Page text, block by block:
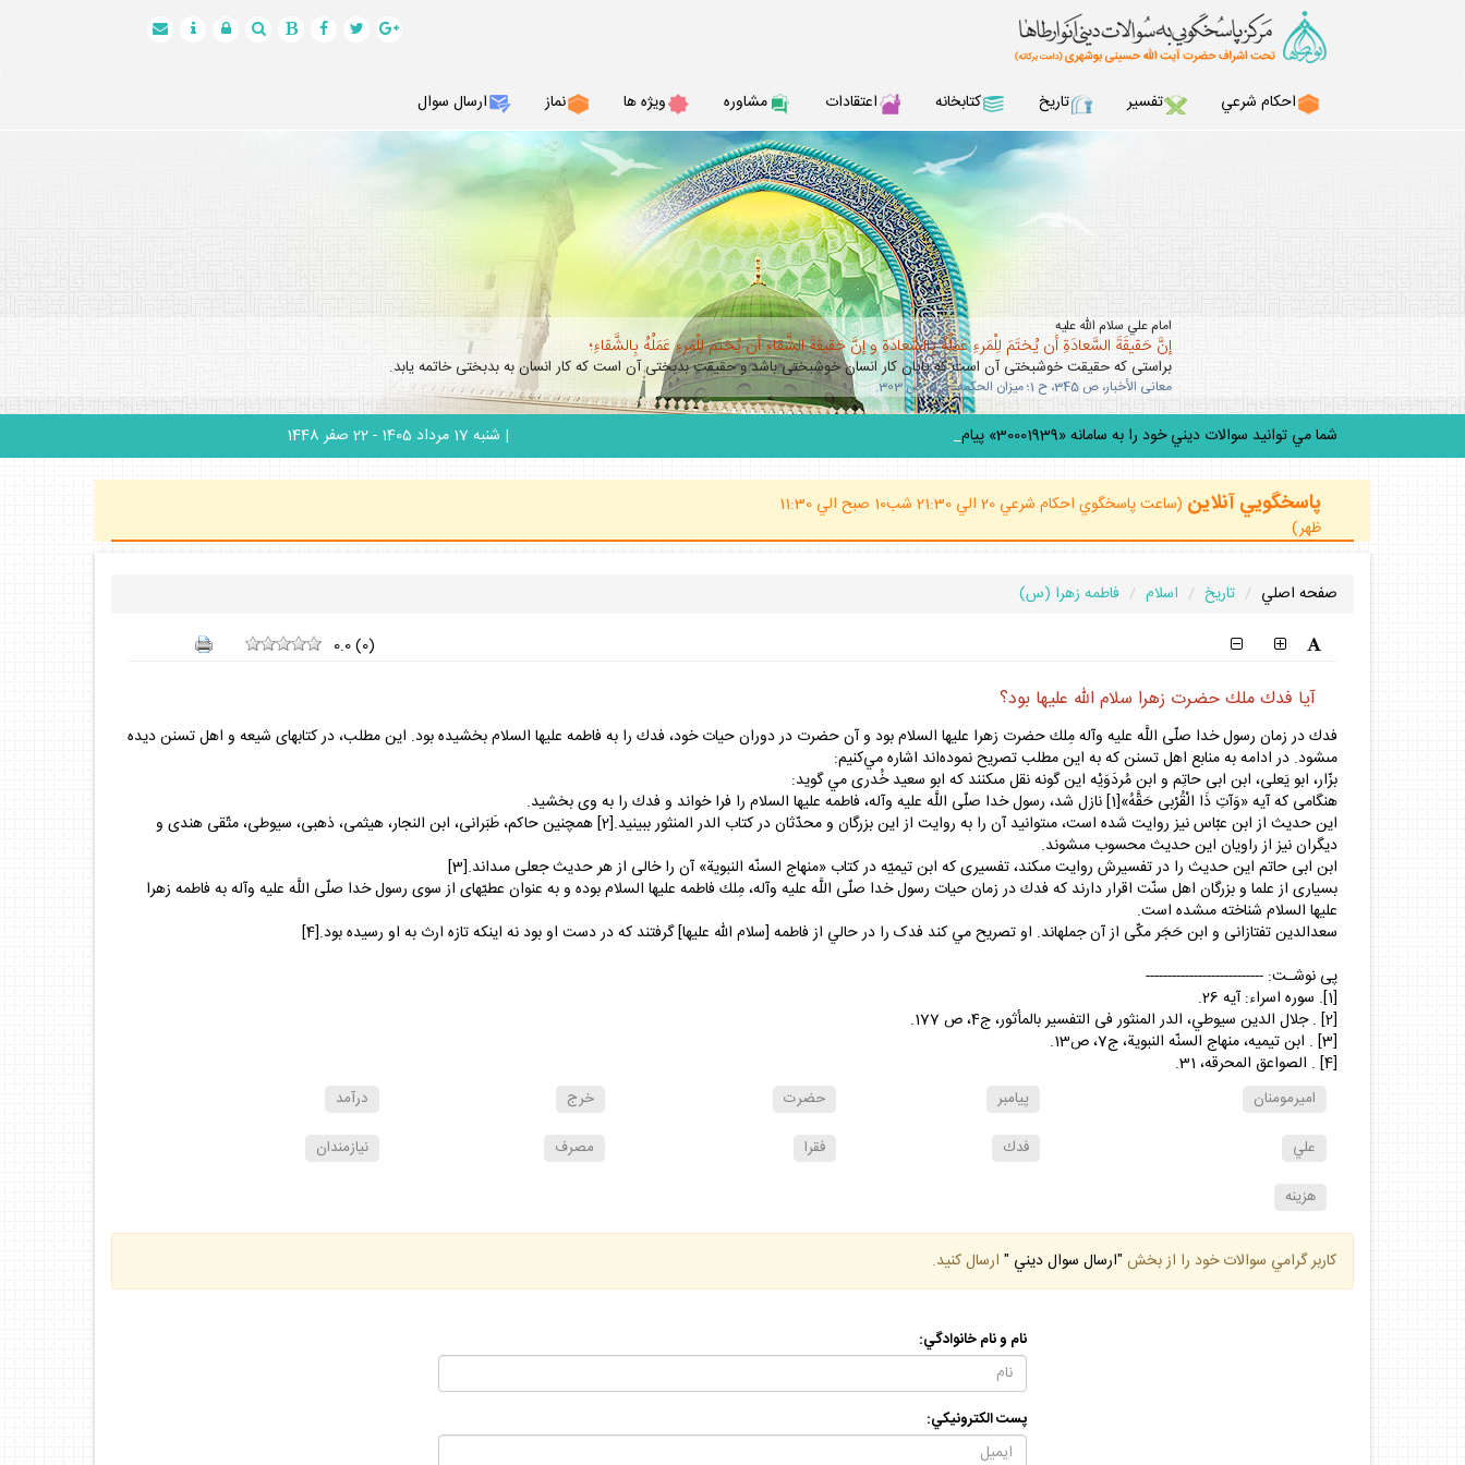
احكام شرعي تفسير تاريخ كتابخانه اعتقادات مشاوره ويژه ها نماز ارسال سوال
امام علي سلام الله عليه
إنَّ حَقيقَةَ السَّعادَةِ أن يُختَمَ لِلْمَرءِ عَمَلُهُ بِالسَّعادَةِ و إنَّ حَقيقَةَ الشَّقاءِ أن يُختَمَ لِلْمَرءِ عَمَلُهُ بِالشَّقاءِ؛
براستى كه حقيقت خوشبختى آن است كه پايان كار انسان خوشبختى باشد و حقيقت بدبختى آن است كه كار انسان به بدبختى خاتمه يابد.
معانى الأخبار، ص 345، ح 1؛ ميزان الحكمه، ج 5، ص 303.
شما مي توانيد سوالات ديني خود را به سامانه «30001939» پيامك كنيد. | شنبه 17 مرداد 1405 - 22 صفر 1448
پاسخگويي آنلاين
(ساعت پاسخگوي احكام شرعي 20 الي 21:30 شب10 صبح الي 11:30
ظهر)
صفحه اصلي تاريخ اسلام
فاطمه زهرا (س)
0.0(0)
آيا فدك ملك حضرت زهرا سلام الله عليها بود؟
فدك در زمان رسول خدا صلّى اللَّه عليه وآله مِلك حضرت زهرا عليها السلام بود و آن حضرت در دوران حيات خود، فدك را به فاطمه عليها السلام بخشيده بود. اين مطلب، در كتاب‏هاى شيعه و اهل تسنن ديده
مى‏شود. در ادامه به منابع اهل تسنن که به اين مطلب تصريح نموده‌اند اشاره مي‌کنيم:
بزّار، ابو يَعلى، ابن ابى حاتِم و ابن مُردَوَيْه اين گونه نقل مى‏كنند كه ابو سعيد خُدرى مي گويد:
هنگامى كه آيه «وَآتِ ذَا الْقُرْبى‏ حَقَّهُ»[1] نازل شد، رسول خدا صلّى اللَّه عليه وآله، فاطمه عليها السلام را فرا خواند و فدك را به وى بخشيد.
اين حديث از ابن عبّاس نيز روايت شده است، مى‏توانيد آن را به روايت از اين بزرگان و محدّثان در كتاب الدر المنثور ببينيد.[2] همچنين حاكم، طَبَرانى، ابن النجار، هيثمى، ذهبى، سيوطى، متّقى هندى و
ديگران نيز از راويان اين حديث محسوب مى‏شوند.
ابن ابى حاتم اين حديث را در تفسيرش روايت مى‏كند، تفسيرى كه ابن تيميّه در كتاب «منهاج السنّه النبوية» آن را خالى از هر حديث جعلى مى‏داند.[3]
بسيارى از علما و بزرگان اهل سنّت اقرار دارند كه فدك در زمان حيات رسول خدا صلّى اللَّه عليه وآله، مِلك فاطمه عليها السلام بوده و به عنوان عطيّه‏اى از سوى رسول خدا صلّى اللَّه عليه وآله به فاطمه زهرا
عليها السلام شناخته مى‏شده است.
سعدالدين تفتازانى و ابن حَجَر مكّى از آن جمله‏اند. او تصريح مي‌ کند فدک را در حالي از فاطمه [سلام الله عليها] گرفتند که در دست او بود نه اينکه تازه ارث به او رسيده بود.[4]
پی نوشـت: ---------------------------
[1]. سوره اسراء: آيه 26.
[2] . جلال الدين سيوطي، الدر المنثور فى التفسير بالمأثور، ج4، ص 177.
[3] . ابن تيميه، منهاج السنّه النبوية، ج7، ص13.
[4] . الصواعق المحرقه، 31.
اميرمومنان پيامبر حضرت خرج درآمد
علي فدك فقرا مصرف نيازمندان
هزينه
كاربر گرامي سوالات خود را از بخش "ارسال سوال ديني " ارسال كنيد.
نام و نام خانوادگي:
پست الكترونيكي: